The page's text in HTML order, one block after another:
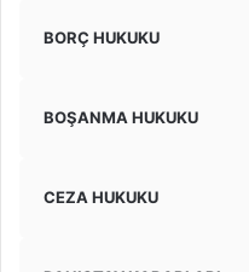
BORÇ HUKUKU
BOŞANMA HUKUKU
CEZA HUKUKU